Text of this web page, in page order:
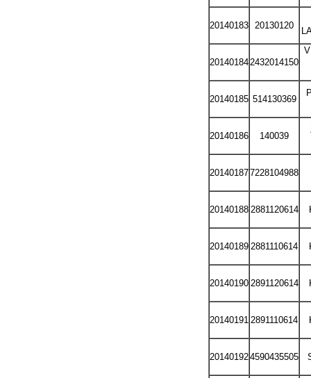
20140183 20130120
20140184 2432014150
20140185 514130369
20140186 140039
201401877228104988
20140188 2881120614
20140189 2881110614
20140190 2891120614
20140191 2891110614
201401924590435505